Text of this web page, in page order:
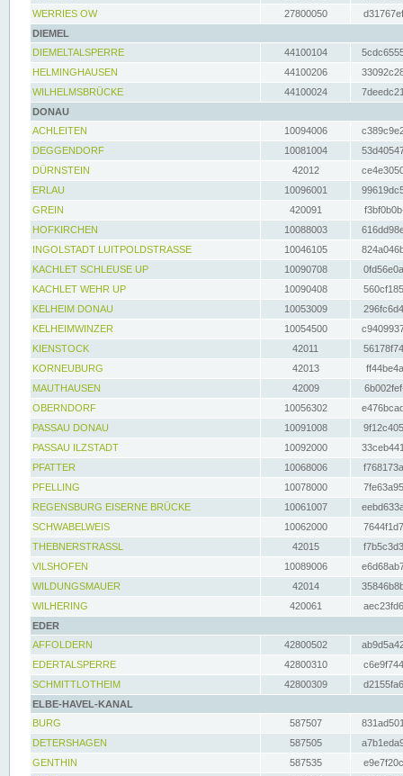
WERRIES OW
27800050
DIEMEL
DIEMELTALSPERRE
44100104
HELMINGHAUSEN
44100206
WILHELMSBRÜCKE
44100024
DONAU
ACHLEITEN
10094006
DEGGENDORF
10081004
DÜRNSTEIN
42012
ERLAU
10096001
GREIN
420091
HOFKIRCHEN
10088003
INGOLSTADT LUITPOLDSTRASSE
10046105
KACHLET SCHLEUSE UP
10090708
KACHLET WEHR UP
10090408
KELHEIM DONAU
10053009
KELHEIMWINZER
10054500
KIENSTOCK
42011
KORNEUBURG
42013
MAUTHAUSEN
42009
OBERNDORF
10056302
PASSAU DONAU
10091008
PASSAU ILZSTADT
10092000
PFATTER
10068006
PFELLING
10078000
REGENSBURG EISERNE BRÜCKE
10061007
SCHWABELWEIS
10062000
THEBNERSTRASSL
42015
VILSHOFEN
10089006
WILDUNGSMAUER
42014
WILHERING
420061
EDER
AFFOLDERN
42800502
EDERTALSPERRE
42800310
SCHMITTLOTHEIM
42800309
ELBE-HAVEL-KANAL
BURG
587507
DETERSHAGEN
587505
GENTHIN
587535